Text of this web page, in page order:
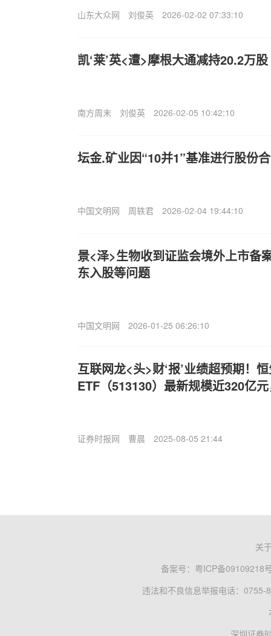
山东大众网 刘俊英 2026-02-02 07:33:10
凯‘莱’英<遭>摩根大通减持20.2万
南方周末 刘俊英 2026-02-05 10:42:10
坛金.矿业因“10并1”基准进行股份
中国文明网 周轶君 2026-02-04 19:44:10
景<泽>生物收到证监会境外上市备
东入股等问题
中国文明网 2026-01-25 06:26:10
互联网龙<头>财‘报’业绩超预期！
ETF（513130）最新规模近320亿
证券时报网 曹晨 2025-08-05 21:44
关
备案号： 粤ICP备09109218
违法和不良信息举报电话：0755-
深圳证券